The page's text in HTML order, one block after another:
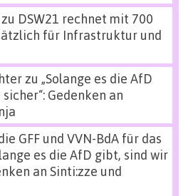
zu DSW21 rechnet mit 700
für Infrastruktur und
zu „Solange es die AfD
Gedenken an
GFF und VVN-BdA für das
es die AfD gibt, sind wir
an Sinti:zze und